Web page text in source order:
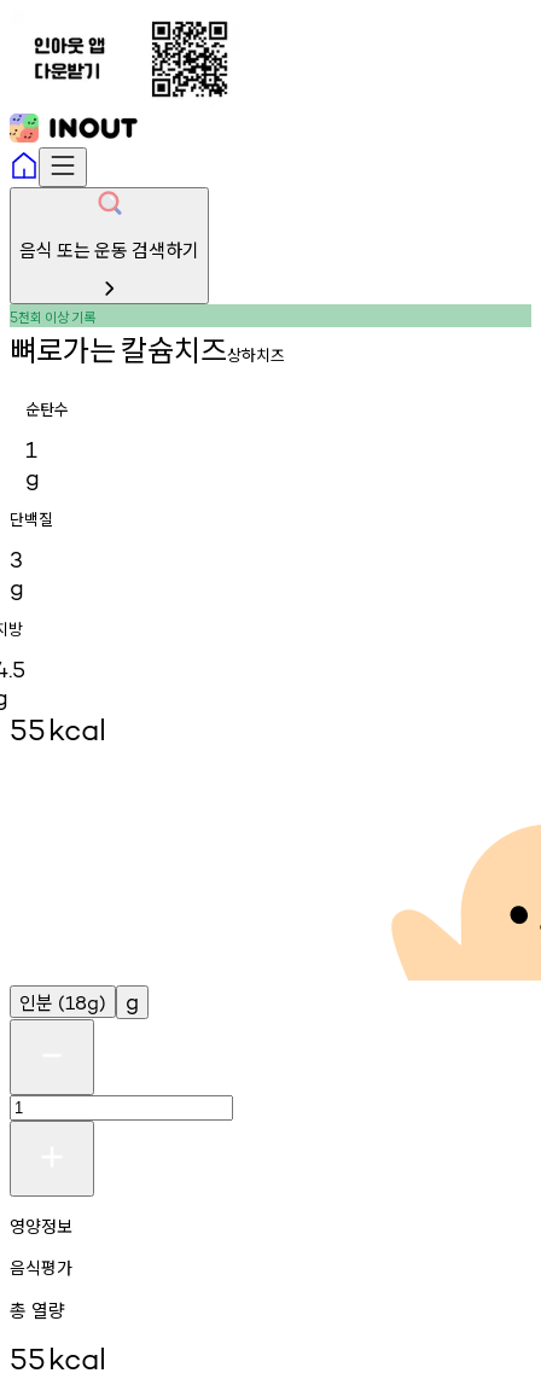
음식 또는 운동 검색하기
5천회 이상기록
뼈로가는칼슘치즈상하치즈
순탄수
1
g
단백질
3
g
방
55kcal
인분 (18g) g
영양정보
음식평가
총 열량
55kcal